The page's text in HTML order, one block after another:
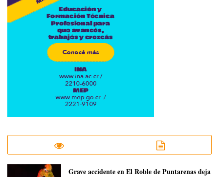
Grave accidente en El Roble de Puntarenas deja